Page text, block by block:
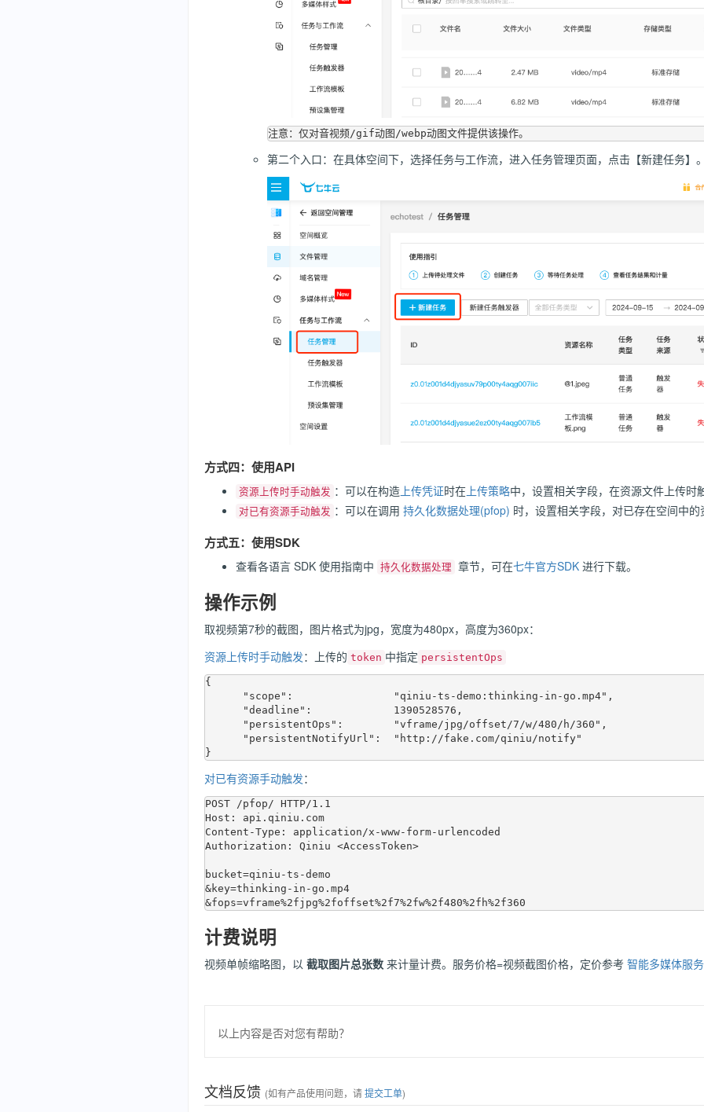
第二个入口：在具体空间下，选择任务与工作流，进入任务管理页面，点击【新建任务】
方式四：使用API
资源上传时手动触发 ：可以在构造 上传凭证时在 上传策略中，设置相关字段，在资源文件上传时
对已有资源手动触发 ：可以在调用 持久化数据处理(pfop) 时，设置相关字段，对已存在空间中
方式五：使用SDK
查看各语言 SDK 使用指南中 持久化数据处理 章节，可在七牛官方SDK 进行下载。
操作示例
取视频第7秒的截图，图片格式为jpg，宽度为480px，高度为360px：
资源上传时手动触发：上传的 token 中指定 persistentOps
{
对已有资源手动触发：
POST /pfop/ HTTP/1.1
Host: api.qiniu.com
Content-Type: application/x-www-form-urlencoded
Authorization: Qiniu <AccessToken>
bucket=qiniu-ts-demo
&key=thinking-in-go.mp4
计费说明
视频单帧缩略图，以 截取图片总张数 来计量计费。服务价格=视频截图价格，定价参考 智能多媒体服
以上内容是否对您有帮助？
文档反馈 (如有产品使用问题，请提交工单)